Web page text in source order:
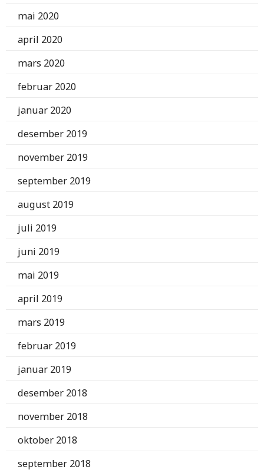
mai 2020
april 2020
mars 2020
februar 2020
januar 2020
desember 2019
november 2019
september 2019
august 2019
juli 2019
juni 2019
mai 2019
april 2019
mars 2019
februar 2019
januar 2019
desember 2018
november 2018
oktober 2018
september 2018